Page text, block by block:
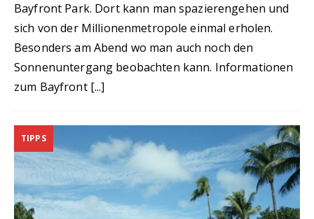
Bayfront Park. Dort kann man spazierengehen und
sich von der Millionenmetropole einmal erholen.
Besonders am Abend wo man auch noch den
Sonnenuntergang beobachten kann. Informationen
zum Bayfront [...]
TIPPS